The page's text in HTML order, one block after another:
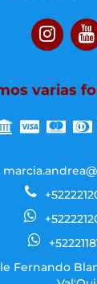
varias
Fernando